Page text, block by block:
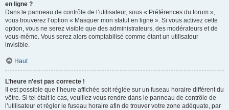
en ligne ?
Dans le panneau de contrôle de l’utilisateur, sous « Préférences du forum »,
vous trouverez l’option « Masquer mon statut en ligne ». Si vous activez cette
option, vous ne serez visible que des administrateurs, des modérateurs et de
vous-même. Vous serez alors comptabilisé comme étant un utilisateur
invisible.
Haut
L’heure n’est pas correcte !
Il est possible que l’heure affichée soit réglée sur un fuseau horaire différent du
vôtre. Si tel était le cas, veuillez vous rendre dans le panneau de contrôle de
l’utilisateur et régler le fuseau horaire afin de trouver votre zone adéquate, par